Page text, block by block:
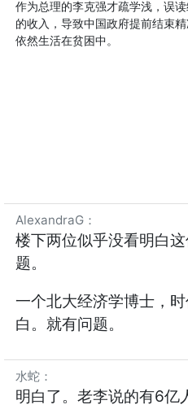
作为总理的李克强才疏学浅，误
的收入，导致中国政府提前结束
依然生活在贫困中。
AlexandraG ：
楼下两位似乎没看明白
题。
一个北大经济学博士，
白。就有问题。
水蛇 ：
明白了。老李说的有6亿